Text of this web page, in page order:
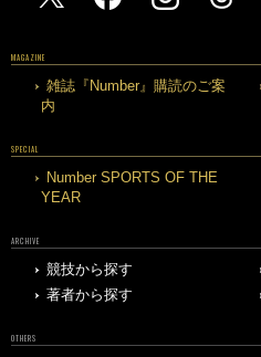
MAGAZINE
雑誌『Number』購読のご案
内
SPECIAL
Number SPORTS OF THE
YEAR
ARCHIVE
競技から探す
著者から探す
OTHERS